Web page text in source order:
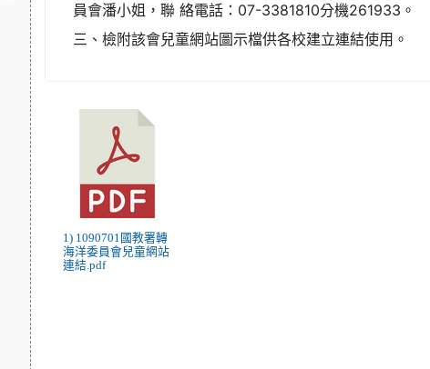
員會潘小姐，聯 絡電話：07-3381810分機261933。
三、檢附該會兒童網站圖示檔供各校建立連結使用。
1) 1090701國教署轉
海洋委員會兒童網站
連結.pdf